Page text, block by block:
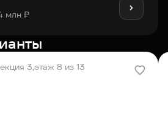
млн ₽
3,этаж 8 из 13